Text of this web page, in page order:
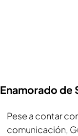
Enamorado de
Pese a contar
comunicación,